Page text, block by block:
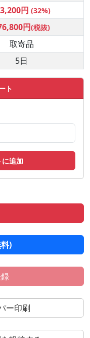
円 (32%)
円(税抜)
取寄品
5日
ト
追加
)
ー印刷